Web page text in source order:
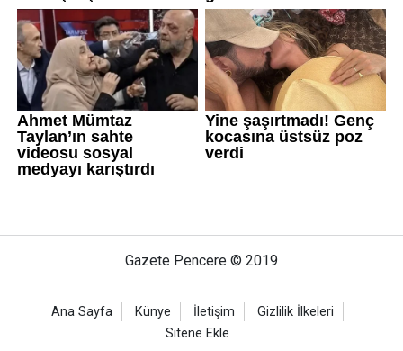
Gazete Pencere © 2019
Ana Sayfa Künye İletişim
Gizlilik İlkeleri
Sitene Ekle